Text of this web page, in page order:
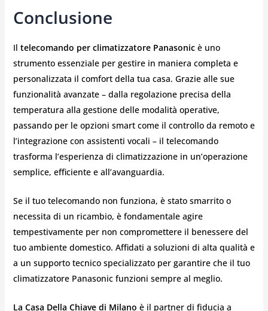
Conclusione
Il telecomando per climatizzatore Panasonicè uno
strumento essenziale per gestire in maniera completa e
personalizzata il comfort della tua casa. Grazie alle sue
funzionalità avanzate – dalla regolazione precisa della
temperatura alla gestione delle modalità operative,
passando per le opzioni smart come il controllo da remoto e
l’integrazione con assistenti vocali – il telecomando
trasforma l’esperienza di climatizzazione in un’operazione
semplice, efficiente e all’avanguardia.
Se il tuo telecomando non funziona, è stato smarrito o
necessita di un ricambio, è fondamentale agire
tempestivamente per non compromettere il benessere del
tuo ambiente domestico. Affidati a soluzioni di alta qualità e
a un supporto tecnico specializzato per garantire che il tuo
climatizzatore Panasonic funzioni sempre al meglio.
La Casa Della Chiave di Milano è il partner di fiducia a